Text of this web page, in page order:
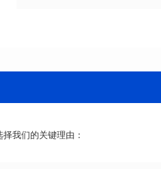
我们的关键理由：